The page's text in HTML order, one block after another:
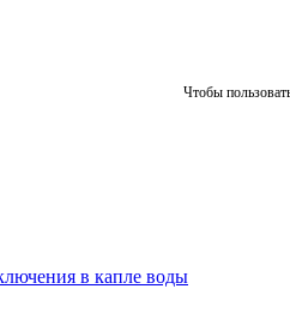
Чтобы
в капле воды